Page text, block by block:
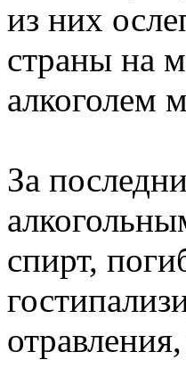
из них
страны на
алкоголем
За
спирт,